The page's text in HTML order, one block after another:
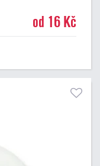
od 16 Kč